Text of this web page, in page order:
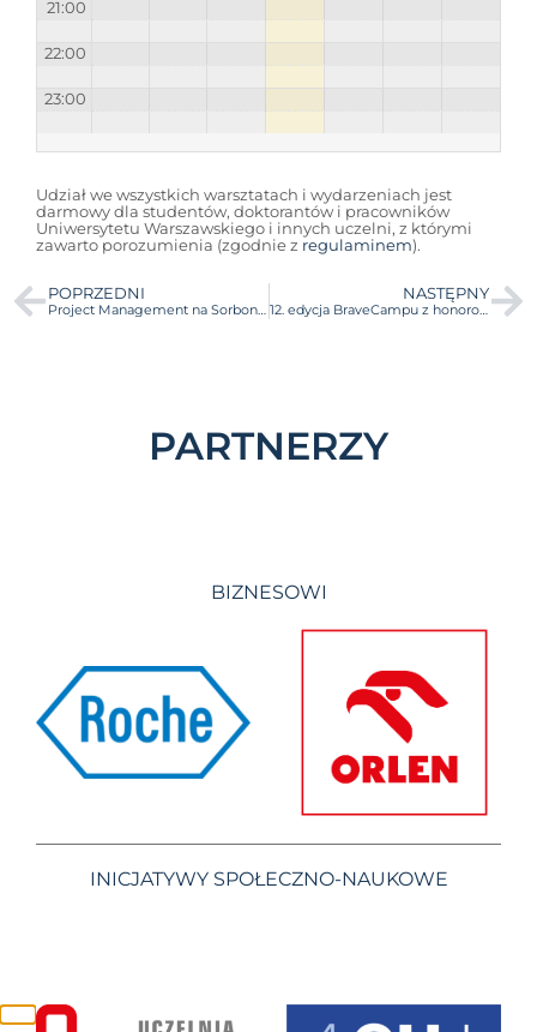
21:00
22:00
23:00
Udział we wszystkich warsztatach i wydarzeniach jest
darmowy dla studentów, doktorantów i pracowników
Uniwersytetu Warszawskiego i innych uczelni, z którymi
zawarto porozumienia (zgodnie z regulaminem).
POPRZEDNI
Project Management na Sorbonne Université – rozpocznij studia w ramach sojuszu 4EU+
NASTĘPNY
12. edycja BraveCampu z honorowym patronatem Marszałka Województwa Mazowieckiego!
PARTNERZY
BIZNESOWI
INICJATYWY SPOŁECZNO-NAUKOWE